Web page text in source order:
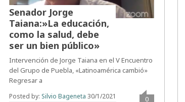
Senador Jorge
Taiana:»La educación,
como la salud, debe
ser un bien público»
Intervención de Jorge Taiana en el V Encuentro
del Grupo de Puebla, «Latinoamérica cambió»
Regresar a
Posted by: Silvio Bageneta 30/1/2021 0